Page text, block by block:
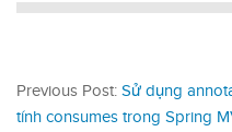
Previous Post: Sử dụng
tính consumes trong Spring